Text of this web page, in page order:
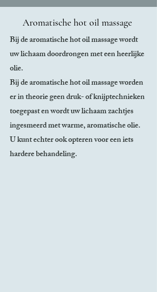
Aromatische hot oil massage
Bij de aromatische hot oil massage wordt
uw lichaam doordrongen met een heerlijke
olie.
Bij de aromatische hot oil massage worden
er in theorie geen druk- of knijptechnieken
toegepast en wordt uw lichaam zachtjes
ingesmeerd met warme, aromatische olie.
U kunt echter ook opteren voor een iets
hardere behandeling.